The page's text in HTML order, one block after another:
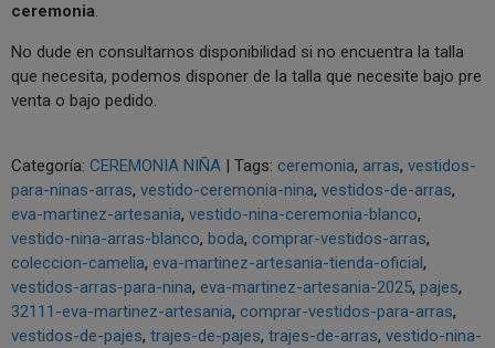
ceremonia.
No dude en consultarnos disponibilidad si no encuentra la talla
que necesita, podemos disponer de la talla que necesite bajo pre
venta o bajo pedido.
Categoría: CEREMONIA NIÑA | Tags: ceremonia arras vestidos-
para-ninas-arras vestido-ceremonia-nina vestidos-de-arras
eva-martinez-artesania vestido-nina-ceremonia-blanco
vestido-nina-arras-blanco boda comprar-vestidos-arras
coleccion-camelia eva-martinez-artesania-tienda-oficial
vestidos-arras-para-nina eva-martinez-artesania-2025 pajes
32111-eva-martinez-artesania comprar-vestidos-para-arras
vestidos-de-pajes trajes-de-pajes trajes-de-arras vestido-nina-